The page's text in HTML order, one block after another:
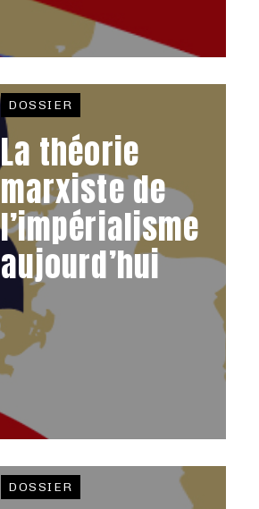
DOSSIER
La théorie
marxiste de
l’impérialisme
aujourd’hui
DOSSIER